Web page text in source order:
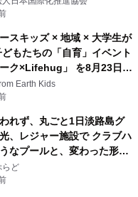
スキッズ × 地域 × 大学生が
もたちの「自育」イベント
ーク×Lifehug」 を8月23日
Earth Kids
れず、丸ごと1日淡路島グ
、レジャー施設で クラブハ
なプールと、変わった形の
THE BOXY AWAJI」のお
り連泊プランで
らど